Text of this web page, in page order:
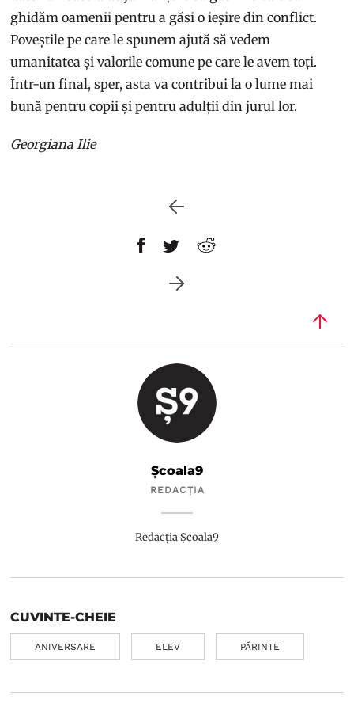
ghidăm oamenii pentru a găsi o ieșire din conflict.
Poveștile pe care le spunem ajută să vedem
umanitatea și valorile comune pe care le avem toți.
Într-un final, sper, asta va contribui la o lume mai
bună pentru copii și pentru adulții din jurul lor.
Georgiana Ilie
Școala9
REDACȚIA
Redacția Școala9
CUVINTE-CHEIE
ANIVERSARE ELEV PĂRINTE